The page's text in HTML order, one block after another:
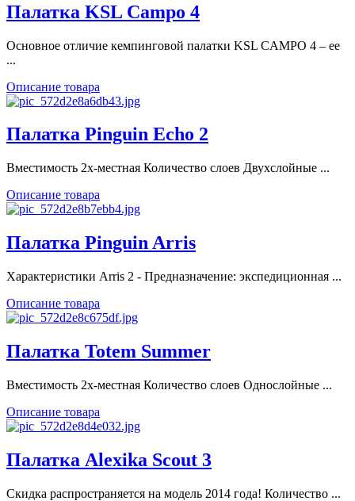
Палатка KSL Campo 4
Основное отличие кемпинговой палатки KSL CAMPO 4 – ее
...
Описание товара
Палатка Pinguin Echo 2
Вместимость 2х-местная Количество слоев Двухслойные ...
Описание товара
Палатка Pinguin Arris
Характеристики Arris 2 - Предназначение: экспедиционная ...
Описание товара
Палатка Totem Summer
Вместимость 2х-местная Количество слоев Однослойные ...
Описание товара
Палатка Alexika Scout 3
Скидка распространяется на модель 2014 года! Количество ...